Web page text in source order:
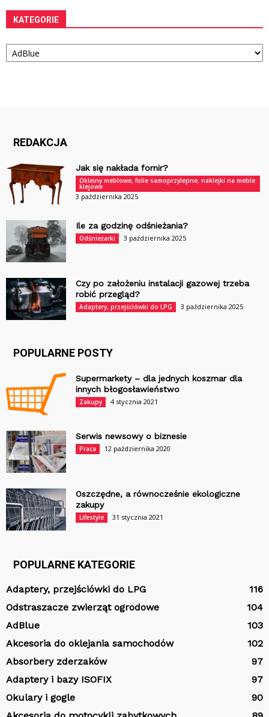
KATEGORIE
Kategorie
REDAKCJA
Jak się nakłada fornir?
Okleiny meblowe, folie samoprzylepne, naklejki na meble
klejowe
3 października 2025
Ile za godzinę odśnieżania?
Odśnieżarki 3 października 2025
Czy po założeniu instalacji gazowej trzeba
robić przegląd?
Adaptery, przejściówki do LPG 3 października 2025
POPULARNE POSTY
Supermarkety – dla jednych koszmar dla
innych błogosławieństwo
Zakupy 4 stycznia 2021
Serwis newsowy o biznesie
Praca 12 października 2020
Oszczędne, a równocześnie ekologiczne
zakupy
Lifestyle 31 stycznia 2021
POPULARNE KATEGORIE
Adaptery, przejściówki do LPG
116
Odstraszacze zwierząt ogrodowe
104
AdBlue
103
Akcesoria do oklejania samochodów
102
Absorbery zderzaków
97
Adaptery i bazy ISOFIX
97
Okulary i gogle
90